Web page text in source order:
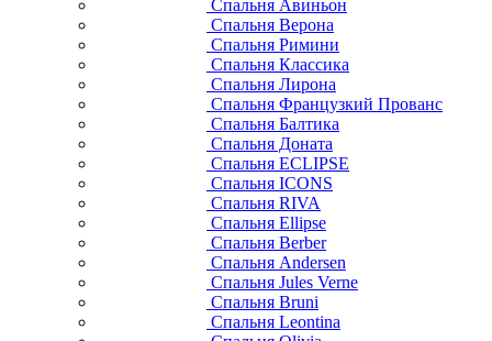
Спальня Авиньон
Спальня Верона
Спальня Римини
Спальня Классика
Спальня Лирона
Спальня Французкий Прованс
Спальня Балтика
Спальня Доната
Спальня ECLIPSE
Спальня ICONS
Спальня RIVA
Спальня Ellipse
Спальня Berber
Спальня Andersen
Спальня Jules Verne
Спальня Bruni
Спальня Leontina